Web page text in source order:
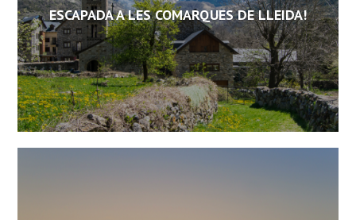
ESCAPADA A LES COMARQUES DE LLEIDA!